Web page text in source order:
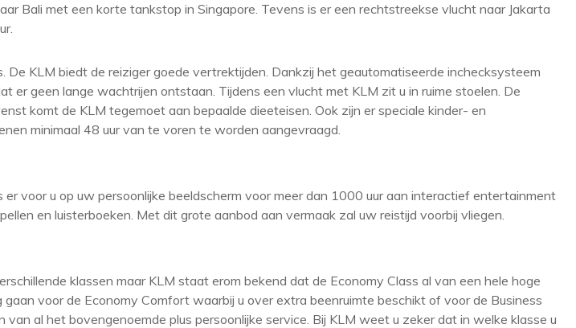
Bali met een korte tankstop in Singapore. Tevens is er een rechtstreekse vlucht naar Jakarta
De KLM biedt de reiziger goede vertrektijden. Dankzij het geautomatiseerde inchecksysteem
er geen lange wachtrijen ontstaan. Tijdens een vlucht met KLM zit u in ruime stoelen. De
komt de KLM tegemoet aan bepaalde dieeteisen. Ook zijn er speciale kinder- en
minimaal 48 uur van te voren te worden aangevraagd.
er voor u op uw persoonlijke beeldscherm voor meer dan 1000 uur aan interactief entertainment
en luisterboeken. Met dit grote aanbod aan vermaak zal uw reistijd voorbij vliegen.
klassen maar KLM staat erom bekend dat de Economy Class al van een hele hoge
voor de Economy Comfort waarbij u over extra beenruimte beschikt of voor de Business
al het bovengenoemde plus persoonlijke service. Bij KLM weet u zeker dat in welke klasse u